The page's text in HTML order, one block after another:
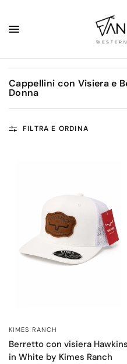
Cappellini con Visiera e
Donna
FILTRA E ORDINA
OCCHIATA VELOCE
KIMES RANCH
Berretto con visiera Hawkins
in White by Kimes Ranch